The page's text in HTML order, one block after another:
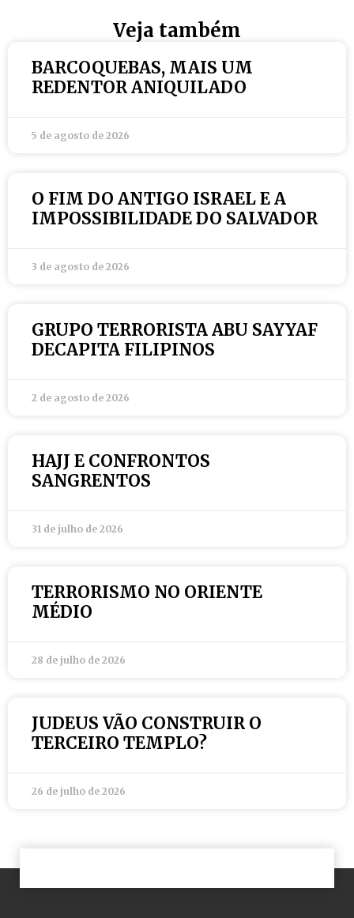
Veja também
BARCOQUEBAS, MAIS UM
REDENTOR ANIQUILADO
5 de agosto de 2026
O FIM DO ANTIGO ISRAEL E A
IMPOSSIBILIDADE DO SALVADOR
3 de agosto de 2026
GRUPO TERRORISTA ABU SAYYAF
DECAPITA FILIPINOS
2 de agosto de 2026
HAJJ E CONFRONTOS
SANGRENTOS
31 de julho de 2026
TERRORISMO NO ORIENTE
MÉDIO
28 de julho de 2026
JUDEUS VÃO CONSTRUIR O
TERCEIRO TEMPLO?
26 de julho de 2026